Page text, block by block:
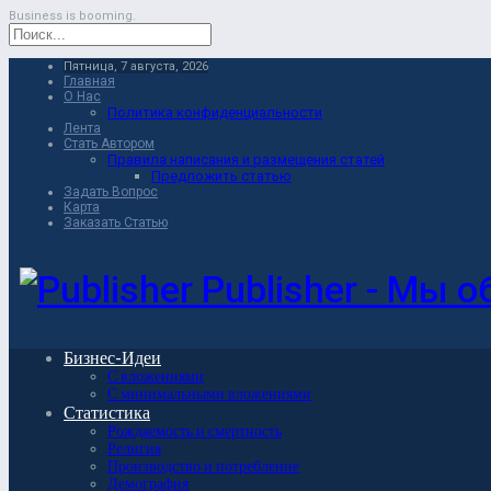
Business is booming.
Пятница, 7 августа, 2026
Главная
О Нас
Политика конфиденциальности
Лента
Стать Автором
Правила написания и размещения статей
Предложить статью
Задать Вопрос
Карта
Заказать Статью
Publisher - Мы
Бизнес-Идеи
С вложениями
С минимальными вложениями
Статистика
Рождаемость и смертность
Религия
Производство и потребление
Демография